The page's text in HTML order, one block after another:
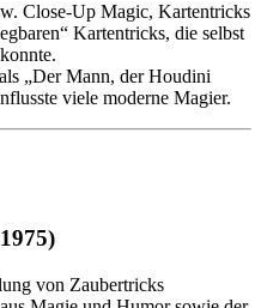
Close-Up Magic, Kartentricks
Kartentricks, die selbst
„Der Mann, der Houdini
viele moderne Magier.
von Zaubertricks